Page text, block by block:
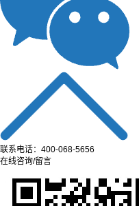
联系电话：400-068-5656
在线咨询/留言